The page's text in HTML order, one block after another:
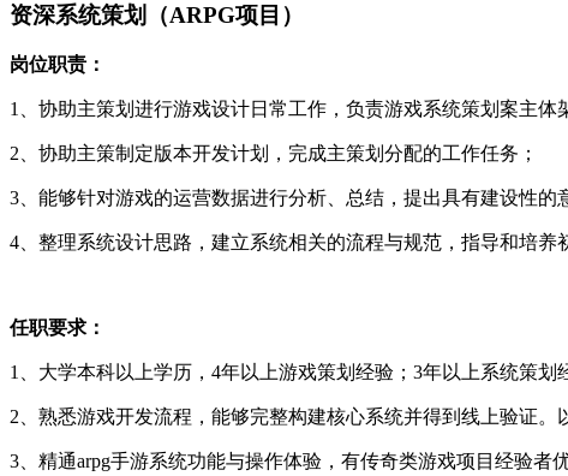
资深系统策划（ARPG项目）
岗位职责：
1、协助主策划进行游戏设计日常工作，负责游戏系统策划案主
2、协助主策制定版本开发计划，完成主策划分配的工作任务；
3、能够针对游戏的运营数据进行分析、总结，提出具有建设性的
4、整理系统设计思路，建立系统相关的流程与规范，指导和培养
任职要求：
1、大学本科以上学历，4年以上游戏策划经验；3年以上系统策划
2、熟悉游戏开发流程，能够完整构建核心系统并得到线上验证。
3、精通arpg手游系统功能与操作体验，有传奇类游戏项目经验者优